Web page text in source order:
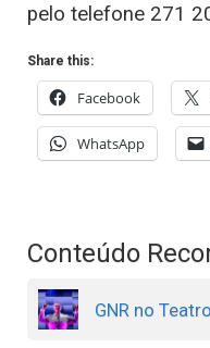
pelo telefone 271
Share this:
Facebook
WhatsApp
Conteúdo
GNR no